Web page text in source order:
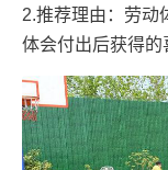
2.推荐理由：劳动
体会付出后获得的